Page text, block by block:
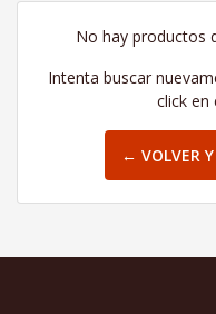
No hay productos
Intenta buscar
click en
← VOLVER